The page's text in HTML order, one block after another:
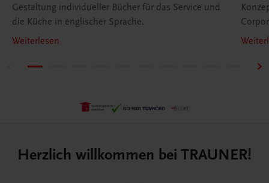
Gestaltung individueller Bücher für das Service und
die Küche in englischer Sprache.
Weiterlesen
Herzlich willkommen bei TRAUNER!